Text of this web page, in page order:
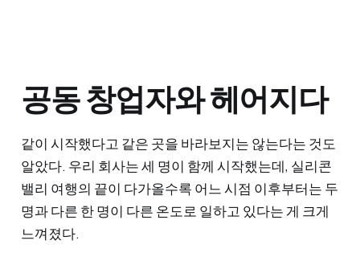
공동 창업자와 헤어지다
같이 시작했다고 같은 곳을 바라보지는 않는다는 것도
알았다. 우리 회사는 세 명이 함께 시작했는데, 실리콘
밸리 여행의 끝이 다가올수록 어느 시점 이후부터는 두
명과 다른 한 명이 다른 온도로 일하고 있다는 게 크게
느껴졌다.